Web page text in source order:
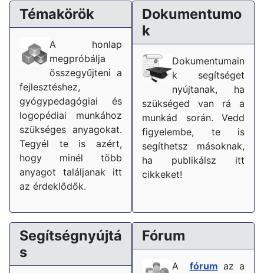
Témakörök
A honlap
megpróbálja
összegyűjteni a
fejlesztéshez,
gyógypedagógiai és
logopédiai munkához
szükséges anyagokat.
Tegyél te is azért,
hogy minél több
anyagot találjanak itt
az érdeklődők.
Dokumentumo
k
Dokumentumain
k segítséget
nyújtanak, ha
szükséged van rá a
munkád során. Vedd
figyelembe, te is
segíthetsz másoknak,
ha publikálsz itt
cikkeket!
Segítségnyújtá
s
Fórum
A fórum az a